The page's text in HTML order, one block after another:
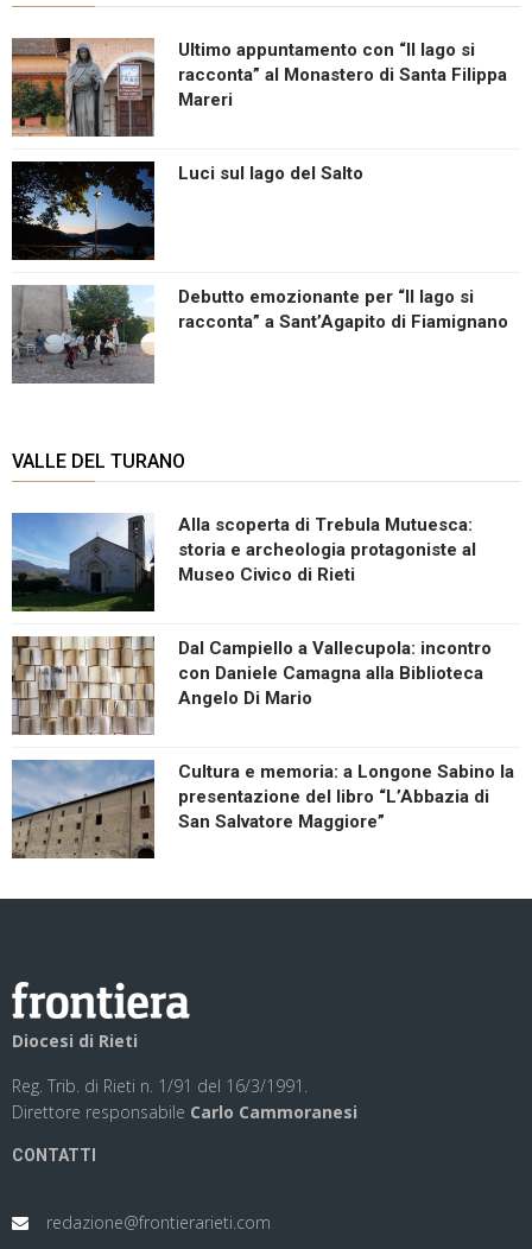
Ultimo appuntamento con “Il lago si
racconta” al Monastero di Santa Filippa
Mareri
Luci sul lago del Salto
Debutto emozionante per “Il lago si
racconta” a Sant’Agapito di Fiamignano
VALLE DEL TURANO
Alla scoperta di Trebula Mutuesca:
storia e archeologia protagoniste al
Museo Civico di Rieti
Dal Campiello a Vallecupola: incontro
con Daniele Camagna alla Biblioteca
Angelo Di Mario
Cultura e memoria: a Longone Sabino la
presentazione del libro “L’Abbazia di
San Salvatore Maggiore”
Diocesi di Rieti
Reg. Trib. di Rieti n. 1/91 del 16/3/1991.
Direttore responsabile Carlo Cammoranesi
CONTATTI
redazione@frontierarieti.com